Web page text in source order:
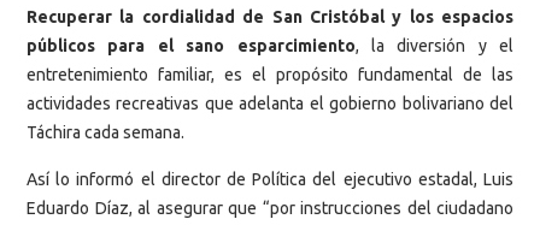
Recuperar la cordialidad de San Cristóbal y los espacios
públicos para el sano esparcimiento, la diversión y el
entretenimiento familiar, es el propósito fundamental de las
actividades recreativas que adelanta el gobierno bolivariano del
Táchira cada semana.
Así lo informó el director de Política del ejecutivo estadal, Luis
Eduardo Díaz, al asegurar que “por instrucciones del ciudadano